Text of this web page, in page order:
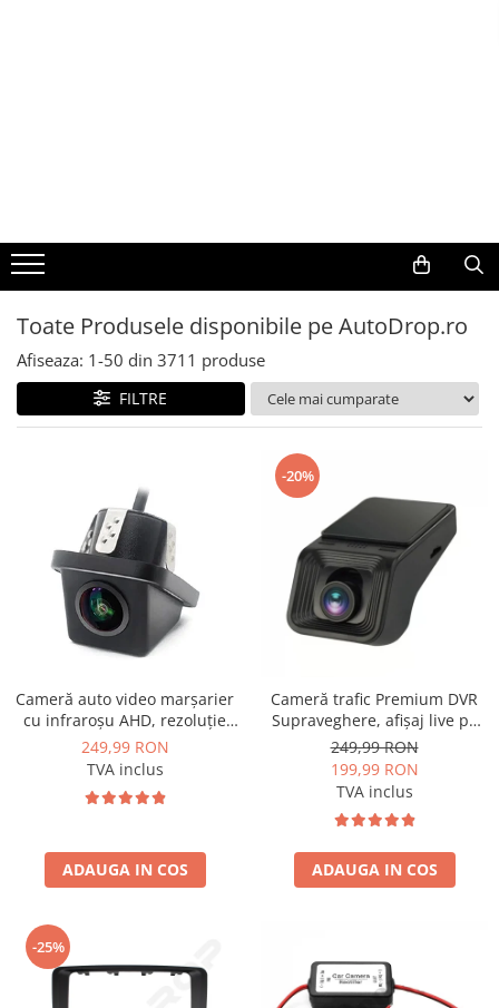
Volkswagen
Audi
Mercedes Benz
Ford
Peugeot
Hyundai
Chevrolet
Suzuki
Renault
Toate Produsele disponibile pe AutoDrop.ro
Afiseaza: 1-50 din 3711 produse
FILTRE
Cameră auto video marșarier
cu infraroșu AHD, rezoluție
1920x1080P, unghi deschis
155° - AD-BGCM10-G
249,99 RON
TVA inclus
ADAUGA IN COS
-20%
Cameră trafic Premium DVR
Supraveghere, afișaj live pe
multimedia și înregistrare pe
SD - AD-BGCMDVR3
249,99 RON
199,99 RON
TVA inclus
ADAUGA IN COS
-25%